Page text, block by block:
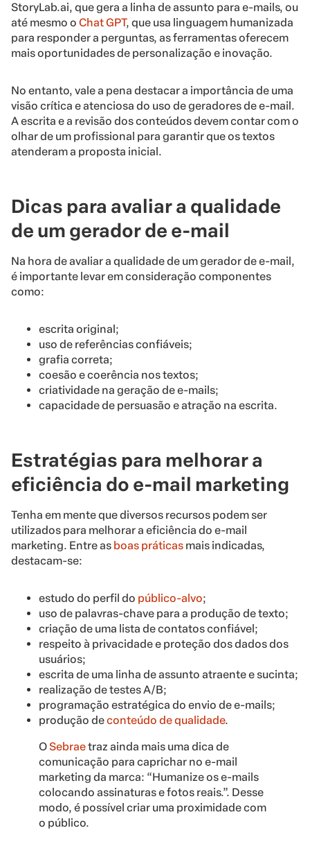
StoryLab.ai, que gera a linha de assunto para e-mails, ou
até mesmo o Chat GPT, que usa linguagem humanizada
para responder a perguntas, as ferramentas oferecem
mais oportunidades de personalização e inovação.
No entanto, vale a pena destacar a importância de uma
visão crítica e atenciosa do uso de geradores de e-mail.
A escrita e a revisão dos conteúdos devem contar com o
olhar de um profissional para garantir que os textos
atenderam a proposta inicial.
Dicas para avaliar a qualidade
de um gerador de e-mail
Na hora de avaliar a qualidade de um gerador de e-mail,
é importante levar em consideração componentes
como:
escrita original;
uso de referências confiáveis;
grafia correta;
coesão e coerência nos textos;
criatividade na geração de e-mails;
capacidade de persuasão e atração na escrita.
Estratégias para melhorar a
eficiência do e-mail marketing
Tenha em mente que diversos recursos podem ser
utilizados para melhorar a eficiência do e-mail
marketing. Entre as boas práticas mais indicadas,
destacam-se:
estudo do perfil do público-alvo;
uso de palavras-chave para a produção de texto;
criação de uma lista de contatos confiável;
respeito à privacidade e proteção dos dados dos
usuários;
escrita de uma linha de assunto atraente e sucinta;
realização de testes A/B;
programação estratégica do envio de e-mails;
produção deconteúdo de qualidade.
OSebraetraz ainda mais uma dica de
comunicação para caprichar no e-mail
marketing da marca: “Humanize os e-mails
colocando assinaturas e fotos reais.”. Desse
modo, é possível criar uma proximidade com
o público.